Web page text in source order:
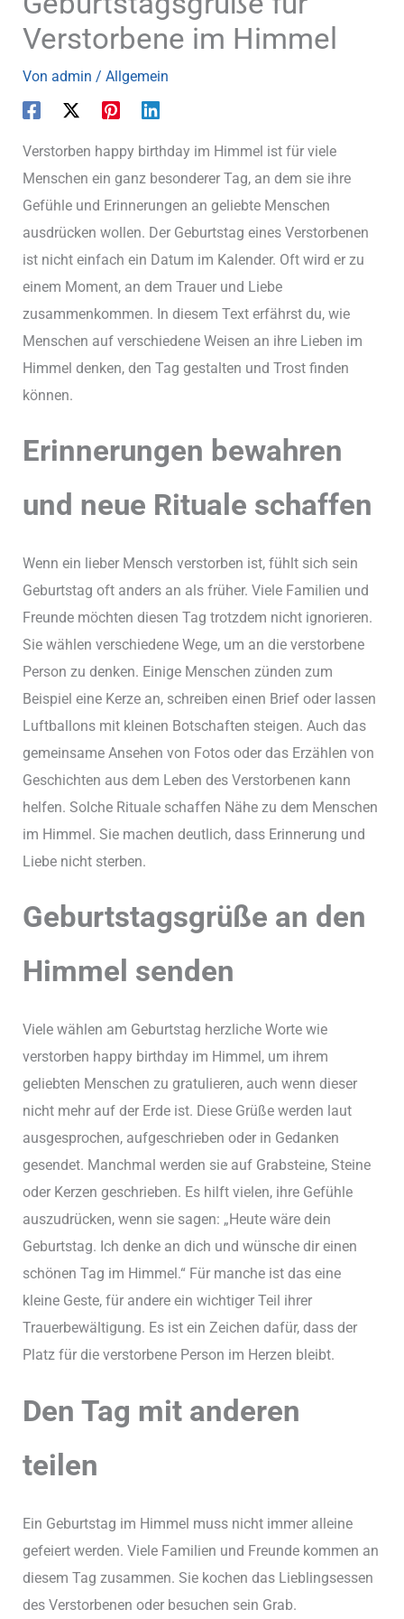
Verstorbene im Himmel
Von admin/Allgemein
Verstorben happy birthday im Himmel ist für viele
Menschen ein ganz besonderer Tag, an dem sie ihre
Gefühle und Erinnerungen an geliebte Menschen
ausdrücken wollen. Der Geburtstag eines Verstorbenen
ist nicht einfach ein Datum im Kalender. Oft wird er zu
einem Moment, an dem Trauer und Liebe
zusammenkommen. In diesem Text erfährst du, wie
Menschen auf verschiedene Weisen an ihre Lieben im
Himmel denken, den Tag gestalten und Trost finden
können.
Erinnerungen bewahren
und neue Rituale schaffen
Wenn ein lieber Mensch verstorben ist, fühlt sich sein
Geburtstag oft anders an als früher. Viele Familien und
Freunde möchten diesen Tag trotzdem nicht ignorieren.
Sie wählen verschiedene Wege, um an die verstorbene
Person zu denken. Einige Menschen zünden zum
Beispiel eine Kerze an, schreiben einen Brief oder lassen
Luftballons mit kleinen Botschaften steigen. Auch das
gemeinsame Ansehen von Fotos oder das Erzählen von
Geschichten aus dem Leben des Verstorbenen kann
helfen. Solche Rituale schaffen Nähe zu dem Menschen
im Himmel. Sie machen deutlich, dass Erinnerung und
Liebe nicht sterben.
Geburtstagsgrüße an den
Himmel senden
Viele wählen am Geburtstag herzliche Worte wie
verstorben happy birthday im Himmel, um ihrem
geliebten Menschen zu gratulieren, auch wenn dieser
nicht mehr auf der Erde ist. Diese Grüße werden laut
ausgesprochen, aufgeschrieben oder in Gedanken
gesendet. Manchmal werden sie auf Grabsteine, Steine
oder Kerzen geschrieben. Es hilft vielen, ihre Gefühle
auszudrücken, wenn sie sagen: „Heute wäre dein
Geburtstag. Ich denke an dich und wünsche dir einen
schönen Tag im Himmel.“ Für manche ist das eine
kleine Geste, für andere ein wichtiger Teil ihrer
Trauerbewältigung. Es ist ein Zeichen dafür, dass der
Platz für die verstorbene Person im Herzen bleibt.
Den Tag mit anderen
teilen
Ein Geburtstag im Himmel muss nicht immer alleine
gefeiert werden. Viele Familien und Freunde kommen an
diesem Tag zusammen. Sie kochen das Lieblingsessen
des Verstorbenen oder besuchen sein Grab.